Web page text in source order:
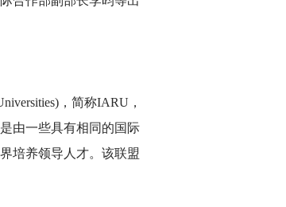
，简称IARU，
由一些具有相同的国际
培养领导人才。该联盟